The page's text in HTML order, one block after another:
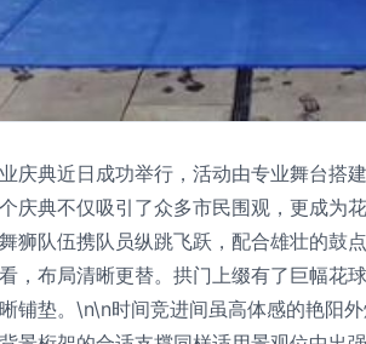
庆典近日成功举行，活动由专业舞台搭
庆典不仅吸引了众多市民围观，更成
狮队伍携队员纵跳飞跃，配合雄壮的
，布局清晰更替。拱门上缀有了巨幅花
铺垫。\n\n时间竞进间虽高体感的艳阳